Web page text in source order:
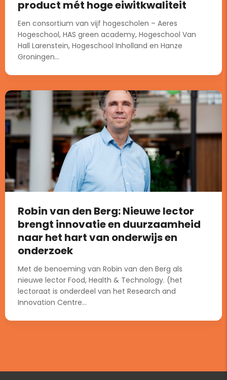
product mét hoge eiwitkwaliteit
Een consortium van vijf hogescholen – Aeres
Hogeschool, HAS green academy, Hogeschool Van
Hall Larenstein, Hogeschool Inholland en Hanze
Groningen...
Robin van den Berg: Nieuwe lector
brengt innovatie en duurzaamheid
naar het hart van onderwijs en
onderzoek
Met de benoeming van Robin van den Berg als
nieuwe lector Food, Health & Technology. (het
lectoraat is onderdeel van het Research and
Innovation Centre...